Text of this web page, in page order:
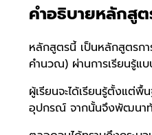
คำอธิบายหลักสู
หลักสูตรนี้ เป็นหลักสูตรกา
คำนวณ) ผ่านการเรียนรู้แ
ผู้เรียนจะได้เรียนรู้ตั้งแต่
อุปกรณ์ จากนั้นจึงพัฒนาทั